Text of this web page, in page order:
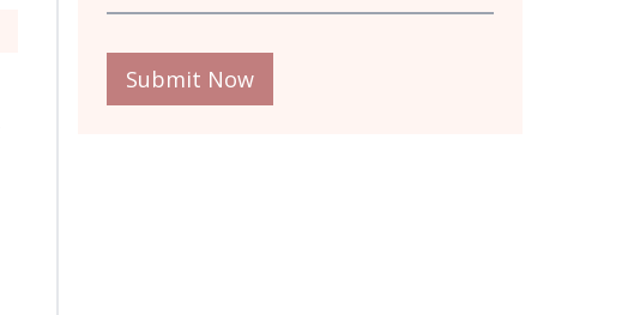
Submit Now